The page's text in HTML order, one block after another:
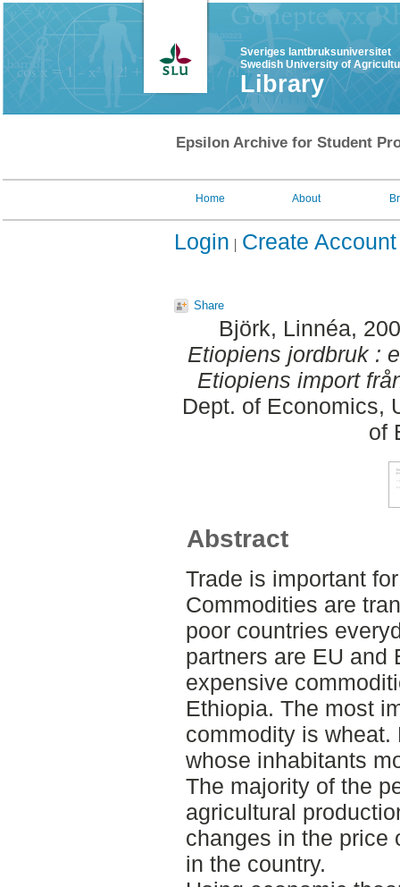
Sveriges lantbruksuniversitet
Swedish University of
Library
Epsilon Archive for Student
Home About
Login Create Account
Share
Björk, Linnéa,
Etiopiens jordbruk :
Etiopiens import
Dept. of Economics,
of
Abstract
Trade is important
Commodities are
poor countries
partners are EU and
expensive
Ethiopia. The most
commodity is wheat.
whose inhabitants
The majority of the
agricultural
changes in the price
in the country.